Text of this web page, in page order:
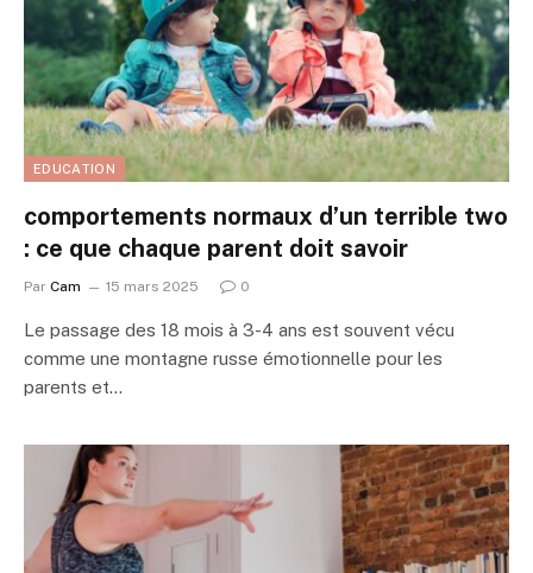
EDUCATION
comportements normaux d’un terrible two
: ce que chaque parent doit savoir
Par Cam 15 mars 2025 0
Le passage des 18 mois à 3-4 ans est souvent vécu
comme une montagne russe émotionnelle pour les
parents et…